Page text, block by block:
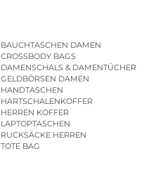
BAUCHTASCHEN DAMEN
CROSSBODY BAGS
DAMENSCHALS & DAMENTÜCHER
GELDBÖRSEN DAMEN
HANDTASCHEN
HARTSCHALENKOFFER
HERREN KOFFER
LAPTOPTASCHEN
RUCKSÄCKE HERREN
TOTE BAG